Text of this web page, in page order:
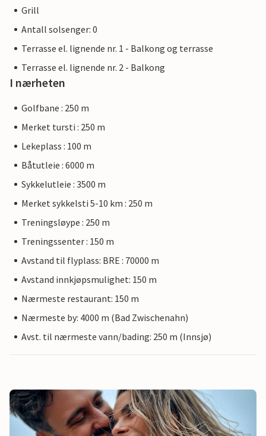
Grill
Antall solsenger: 0
Terrasse el. lignende nr. 1 - Balkong og terrasse
Terrasse el. lignende nr. 2 - Balkong
I nærheten
Golfbane : 250 m
Merket tursti : 250 m
Lekeplass : 100 m
Båtutleie : 6000 m
Sykkelutleie : 3500 m
Merket sykkelsti 5-10 km : 250 m
Treningsløype : 250 m
Treningssenter : 150 m
Avstand til flyplass: BRE : 70000 m
Avstand innkjøpsmulighet: 150 m
Nærmeste restaurant: 150 m
Nærmeste by: 4000 m (Bad Zwischenahn)
Avst. til nærmeste vann/bading: 250 m (Innsjø)